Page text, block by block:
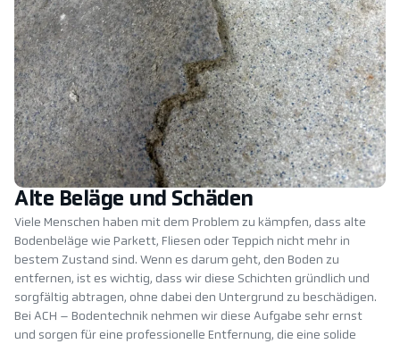
Alte Beläge und Schäden
Viele Menschen haben mit dem Problem zu kämpfen, dass alte
Bodenbeläge wie Parkett, Fliesen oder Teppich nicht mehr in
bestem Zustand sind. Wenn es darum geht, den Boden zu
entfernen, ist es wichtig, dass wir diese Schichten gründlich und
sorgfältig abtragen, ohne dabei den Untergrund zu beschädigen.
Bei ACH – Bodentechnik nehmen wir diese Aufgabe sehr ernst
und sorgen für eine professionelle Entfernung, die eine solide